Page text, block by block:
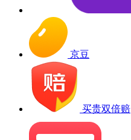
京豆
买贵双倍赔